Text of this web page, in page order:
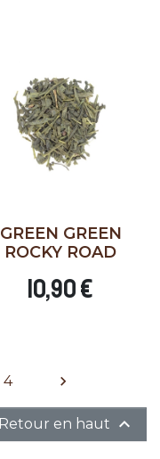
GREEN GREEN
ROCKY ROAD
10,90 €
4 Suivant

Retour en haut 